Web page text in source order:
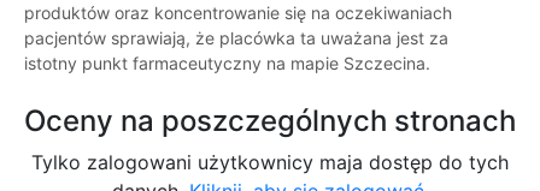
produktów oraz koncentrowanie się na oczekiwaniach
pacjentów sprawiają, że placówka ta uważana jest za
istotny punkt farmaceutyczny na mapie Szczecina.
Oceny na poszczególnych stronach
Tylko zalogowani użytkownicy maja dostęp do tych